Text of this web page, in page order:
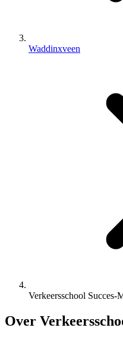
Waddinxveen
Verkeersschool Succes-
Over